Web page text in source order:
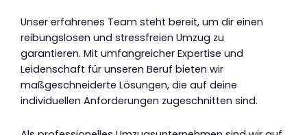
Unser erfahrenes Team steht bereit, um dir einen
reibungslosen und stressfreien Umzug zu
garantieren. Mit umfangreicher Expertise und
Leidenschaft für unseren Beruf bieten wir
maßgeschneiderte Lösungen, die auf deine
individuellen Anforderungen zugeschnitten sind.